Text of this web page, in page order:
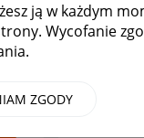
ją w każdym
Wycofanie
ZGODY